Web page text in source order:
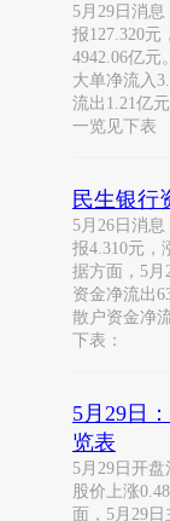
5月29日消息
报127.320元
4942.06亿元
大单净流入
流出1.21亿
一览见下表
民生银行
5月26日消
报4.310元，
据方面，5月
资金净流出
散户资金净
下表：
5月29日
览表
5月29日开
股价上涨
面，5月29